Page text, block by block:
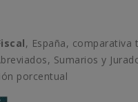
, España, comparativa
Sumarios y
porcentual